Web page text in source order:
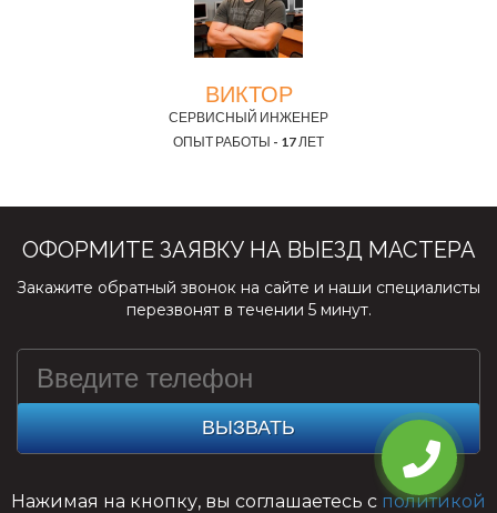
ВИКТОР
СЕРВИСНЫЙ ИНЖЕНЕР
ОПЫТ РАБОТЫ - 17 ЛЕТ
ОФОРМИТЕ ЗАЯВКУ НА ВЫЕЗД МАСТЕРА
Закажите обратный звонок на сайте и наши специалисты
перезвонят в течении 5 минут.
ВЫЗВАТЬ
Нажимая на кнопку, вы соглашаетесь с политикой